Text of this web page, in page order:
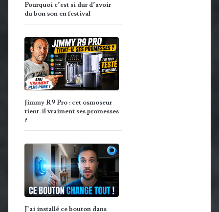
Pourquoi c’est si dur d’avoir
du bon son en festival
Jimmy R9 Pro : cet osmoseur
tient-il vraiment ses promesses
?
J’ai installé ce bouton dans